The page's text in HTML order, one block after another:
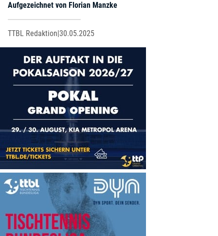
Aufgezeichnet von Florian Manzke
TTBL Redaktion|30.05.2025